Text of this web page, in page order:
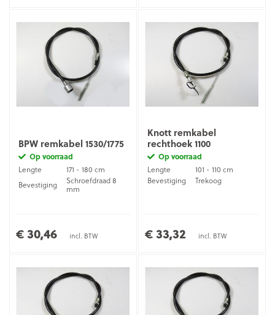
BPW remkabel 1530/1775
Op voorraad
Lengte
171 - 180 cm
Bevestiging
Schroefdraad 8
mm
€ 30,46 incl. BTW
Knott remkabel
rechthoek 1100
Op voorraad
Lengte
101 - 110 cm
Bevestiging
Trekoog
€ 33,32 incl. BTW